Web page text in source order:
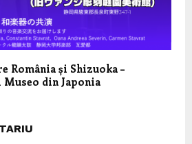
România și Shizuoka –
Museo din Japonia